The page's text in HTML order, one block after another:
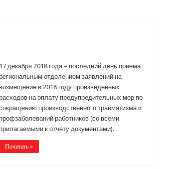
17 декабря 2018 года – последний день приема
отделением заявлений на
возмещение в 2018 году произведенных
на оплату предупредительных мер по
производственного травматизма и
профзаболеваний работников (со всеми
прилагаемыми к отчету документами).
Почитать »